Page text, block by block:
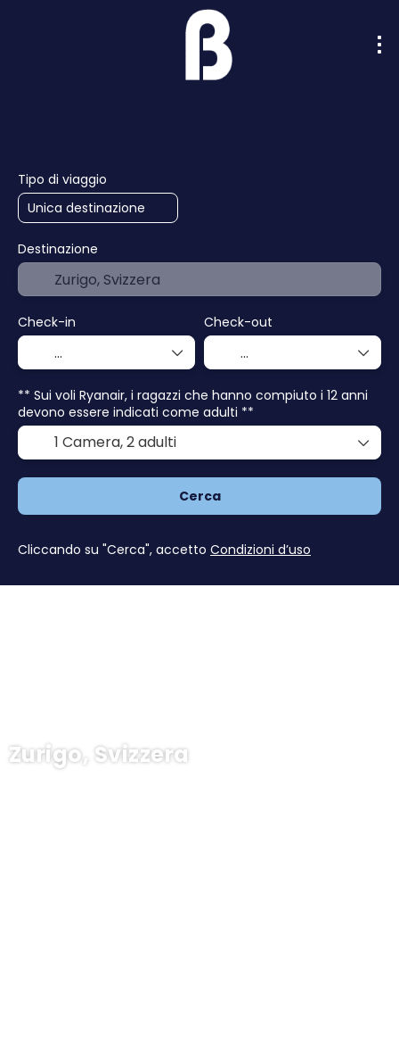
Zurigo, Svizzera
Tipo di viaggio
Destinazione
Check-in Check-out
** Sui voli Ryanair, i ragazzi che hanno compiuto i 12 anni
devono essere indicati come adulti **
1 Camera,2 adulti
Cerca
Cliccando su "Cerca", accetto Condizioni d’uso